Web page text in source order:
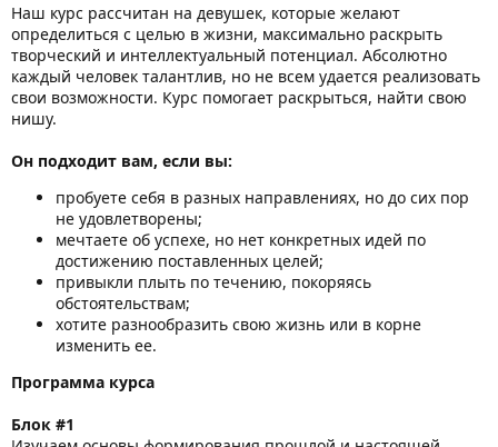
Наш курс рассчитан на девушек, которые желают
определиться с целью в жизни, максимально раскрыть
творческий и интеллектуальный потенциал. Абсолютно
каждый человек талантлив, но не всем удается реализовать
свои возможности. Курс помогает раскрыться, найти свою
нишу.
Он подходит вам, если вы:
пробуете себя в разных направлениях, но до сих пор
не удовлетворены;
мечтаете об успехе, но нет конкретных идей по
достижению поставленных целей;
привыкли плыть по течению, покоряясь
обстоятельствам;
хотите разнообразить свою жизнь или в корне
изменить ее.
Программа курса
Блок #1